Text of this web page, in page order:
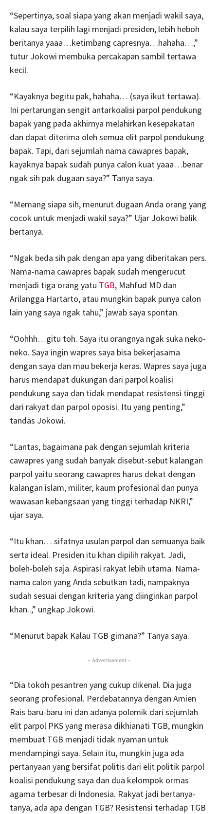
“Sepertinya, soal siapa yang akan menjadi wakil saya,
kalau saya terpilih lagi menjadi presiden, lebih heboh
beritanya yaaa…ketimbang capresnya…hahaha…,”
tutur Jokowi membuka percakapan sambil tertawa
kecil.
“Kayaknya begitu pak, hahaha… (saya ikut tertawa).
Ini pertarungan sengit antarkoalisi parpol pendukung
bapak yang pada akhirnya melahirkan kesepakatan
dan dapat diterima oleh semua elit parpol pendukung
bapak. Tapi, dari sejumlah nama cawapres bapak,
kayaknya bapak sudah punya calon kuat yaaa…benar
ngak sih pak dugaan saya?” Tanya saya.
“Memang siapa sih, menurut dugaan Anda orang yang
cocok untuk menjadi wakil saya?” Ujar Jokowi balik
bertanya.
“Ngak beda sih pak dengan apa yang diberitakan pers.
Nama-nama cawapres bapak sudah mengerucut
menjadi tiga orang yatu TGB, Mahfud MD dan
Arilangga Hartarto, atau mungkin bapak punya calon
lain yang saya ngak tahu,” jawab saya spontan.
“Oohhh…gitu toh. Saya itu orangnya ngak suka neko-
neko. Saya ingin wapres saya bisa bekerjasama
dengan saya dan mau bekerja keras. Wapres saya juga
harus mendapat dukungan dari parpol koalisi
pendukung saya dan tidak mendapat resistensi tinggi
dari rakyat dan parpol oposisi. Itu yang penting,”
tandas Jokowi.
“Lantas, bagaimana pak dengan sejumlah kriteria
cawapres yang sudah banyak disebut-sebut kalangan
parpol yaitu seorang cawapres harus dekat dengan
kalangan islam, militer, kaum profesional dan punya
wawasan kebangsaan yang tinggi terhadap NKRI,”
ujar saya.
“Itu khan… sifatnya usulan parpol dan semuanya baik
serta ideal. Presiden itu khan dipilih rakyat. Jadi,
boleh-boleh saja. Aspirasi rakyat lebih utama. Nama-
nama calon yang Anda sebutkan tadi, nampaknya
sudah sesuai dengan kriteria yang diinginkan parpol
khan..,” ungkap Jokowi.
“Menurut bapak Kalau TGB gimana?” Tanya saya.
- Advertisement -
“Dia tokoh pesantren yang cukup dikenal. Dia juga
seorang profesional. Perdebatannya dengan Amien
Rais baru-baru ini dan adanya polemik dari sejumlah
elit parpol PKS yang merasa dikhianati TGB, mungkin
membuat TGB menjadi tidak nyaman untuk
mendampingi saya. Selain itu, mungkin juga ada
pertanyaan yang bersifat politis dari elit politik parpol
koalisi pendukung saya dan dua kelompok ormas
agama terbesar di Indonesia. Rakyat jadi bertanya-
tanya, ada apa dengan TGB? Resistensi terhadap TGB